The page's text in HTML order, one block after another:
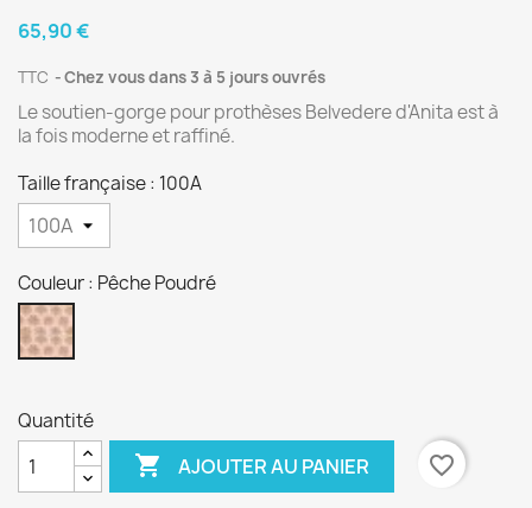
65,90 €
TTC Chez vous dans 3 à 5 jours ouvrés
Le soutien-gorge pour prothèses Belvedere d'Anita est à
la fois moderne et raffiné.
Taille française : 100A
Couleur : Pêche Poudré
Pêche
Poudré
Quantité
 AJOUTER AU PANIER favorite_border